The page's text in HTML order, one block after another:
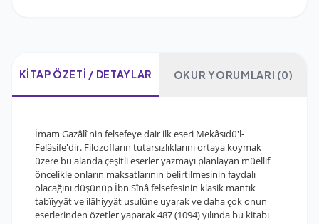
KITAP ÖZETI / DETAYLAR OKUR YORUMLARI (0)
İmam Gazâlî'nin felsefeye dair ilk eseri Mekâsıdü'l-
Felâsife'dir. Filozofların tutarsızlıklarını ortaya koymak
üzere bu alanda çeşitli eserler yazmayı planlayan müellif
öncelikle onların maksatlarının belirtilmesinin faydalı
olacağını düşünüp İbn Sînâ felsefesinin klasik mantık
tabîiyyât ve ilâhiyyât usulüne uyarak ve daha çok onun
eserlerinden özetler yaparak 487 (1094) yılında bu kitabı